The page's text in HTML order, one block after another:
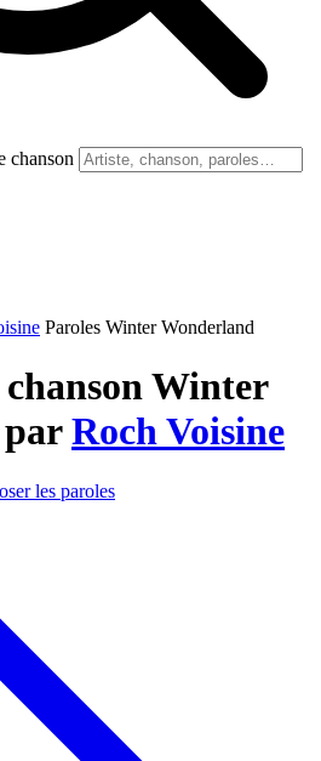
chanson
Paroles Winter Wonderland
Winter
Roch Voisine
les paroles